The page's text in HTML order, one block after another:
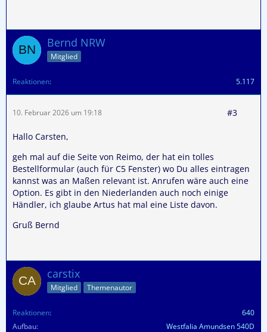
Bernd NRW
Mitglied
Reaktionen 5.117
10. Februar 2026 um 19:18 #3
Hallo Carsten,
geh mal auf die Seite von Reimo, der hat ein tolles
Bestellformular (auch für C5 Fenster) wo Du alles eintragen
kannst was an Maßen relevant ist. Anrufen wäre auch eine
Option. Es gibt in den Niederlanden auch noch einige
Händler, ich glaube Artus hat mal eine Liste davon.
Gruß Bernd
carstix
Mitglied Themenautor
Reaktionen
640
Aufbau
Westfalia Amundsen 540D